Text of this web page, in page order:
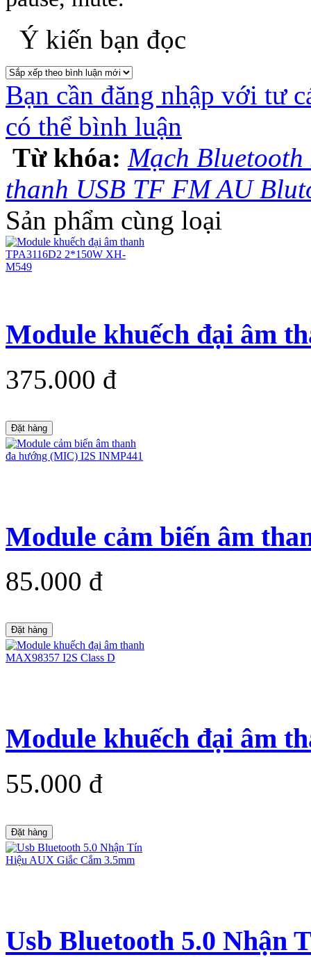
Ý kiến bạn đọc
Bạn cần đăng nhập với tư
có thể bình luận
Từ khóa: Mạch
thanh USB TF FM AU
Sản phẩm cùng loại
Module khuếch đại âm
375.000 đ
Đặt hàng
Module cảm biến âm
85.000 đ
Đặt hàng
Module khuếch đại âm
55.000 đ
Đặt hàng
Usb Bluetooth 5.0 Nhận